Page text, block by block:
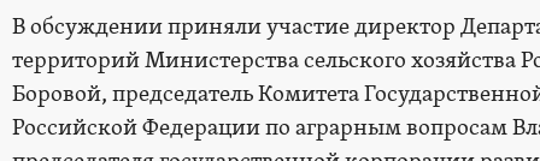
В обсуждении приняли участие директор
территорий Министерства сельского
Боровой, председатель Комитета
Российской Федерации по аграрным вопросам